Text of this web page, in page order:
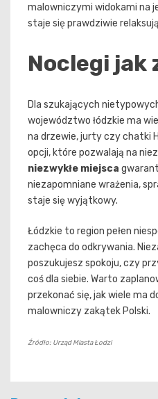
malowniczymi widokami na
staje się prawdziwie
Noclegi jak
Dla szukających
województwo łódzkie ma
na drzewie, jurty czy chatki
opcji, które pozwalają na
niezwykłe miejsca
niezapomniane wrażenia,
staje się wyjątkowy.
Łódzkie to region pełen
zachęca do odkrywania.
poszukujesz spokoju, czy
coś dla siebie. Warto
przekonać się, jak wiele ma
malowniczy zakątek Polski.
Źródło: Urząd Miasta Łodzi